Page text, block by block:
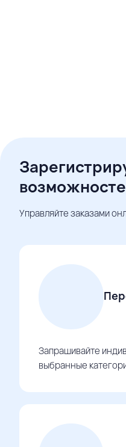
Управляйте заказами
Запрашивайте
выбранные